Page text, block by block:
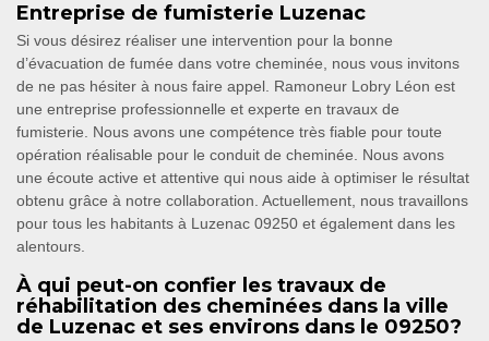
Entreprise de fumisterie Luzenac
Si vous désirez réaliser une intervention pour la bonne
d’évacuation de fumée dans votre cheminée, nous vous invitons
de ne pas hésiter à nous faire appel. Ramoneur Lobry Léon est
une entreprise professionnelle et experte en travaux de
fumisterie. Nous avons une compétence très fiable pour toute
opération réalisable pour le conduit de cheminée. Nous avons
une écoute active et attentive qui nous aide à optimiser le résultat
obtenu grâce à notre collaboration. Actuellement, nous travaillons
pour tous les habitants à Luzenac 09250 et également dans les
alentours.
À qui peut-on confier les travaux de
réhabilitation des cheminées dans la ville
de Luzenac et ses environs dans le 09250?